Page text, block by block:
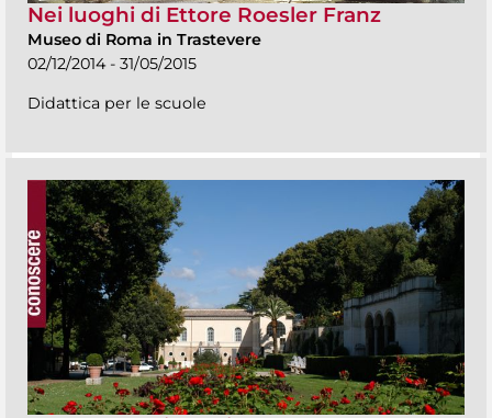
Nei luoghi di Ettore Roesler Franz
Museo di Roma in Trastevere
02/12/2014 - 31/05/2015
Didattica per le scuole